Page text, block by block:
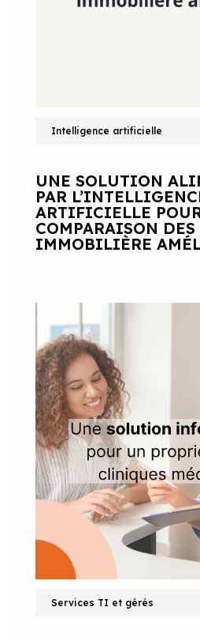
Intelligence artificielle
UNE SOLUTION
PAR
ARTIFICIELLE
COMPARAISON DES
IMMOBILIÈRE
Services TI et gérés